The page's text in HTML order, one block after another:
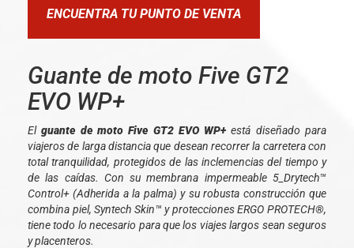
ENCUENTRA TU PUNTO DE VENTA
Guante de moto Five GT2
EVO WP+
Elguante de moto Five GT2 EVO WP+ está diseñado para
viajeros de larga distancia que desean recorrer la carretera con
total tranquilidad, protegidos de las inclemencias del tiempo y
de las caídas. Con su membrana impermeable 5_Drytech™
Control+ (Adherida a la palma) y su robusta construcción que
combina piel, Syntech Skin™ y protecciones ERGO PROTECH®,
tiene todo lo necesario para que los viajes largos sean seguros
y placenteros.